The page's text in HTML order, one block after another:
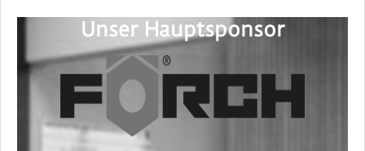
Unser Hauptsponsor